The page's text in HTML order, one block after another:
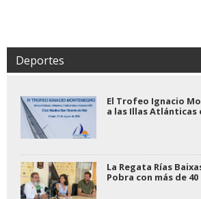
Deportes
El Trofeo Ignacio
a las Illas Atlánticas
La Regata Rías
Pobra con más de